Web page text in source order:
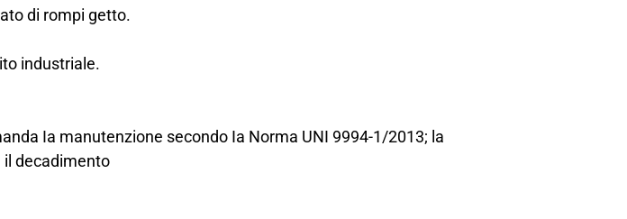
di rompi getto.
industriale.
Ia manutenzione secondo Ia Norma UNI 9994-1/2013; la
il decadimento